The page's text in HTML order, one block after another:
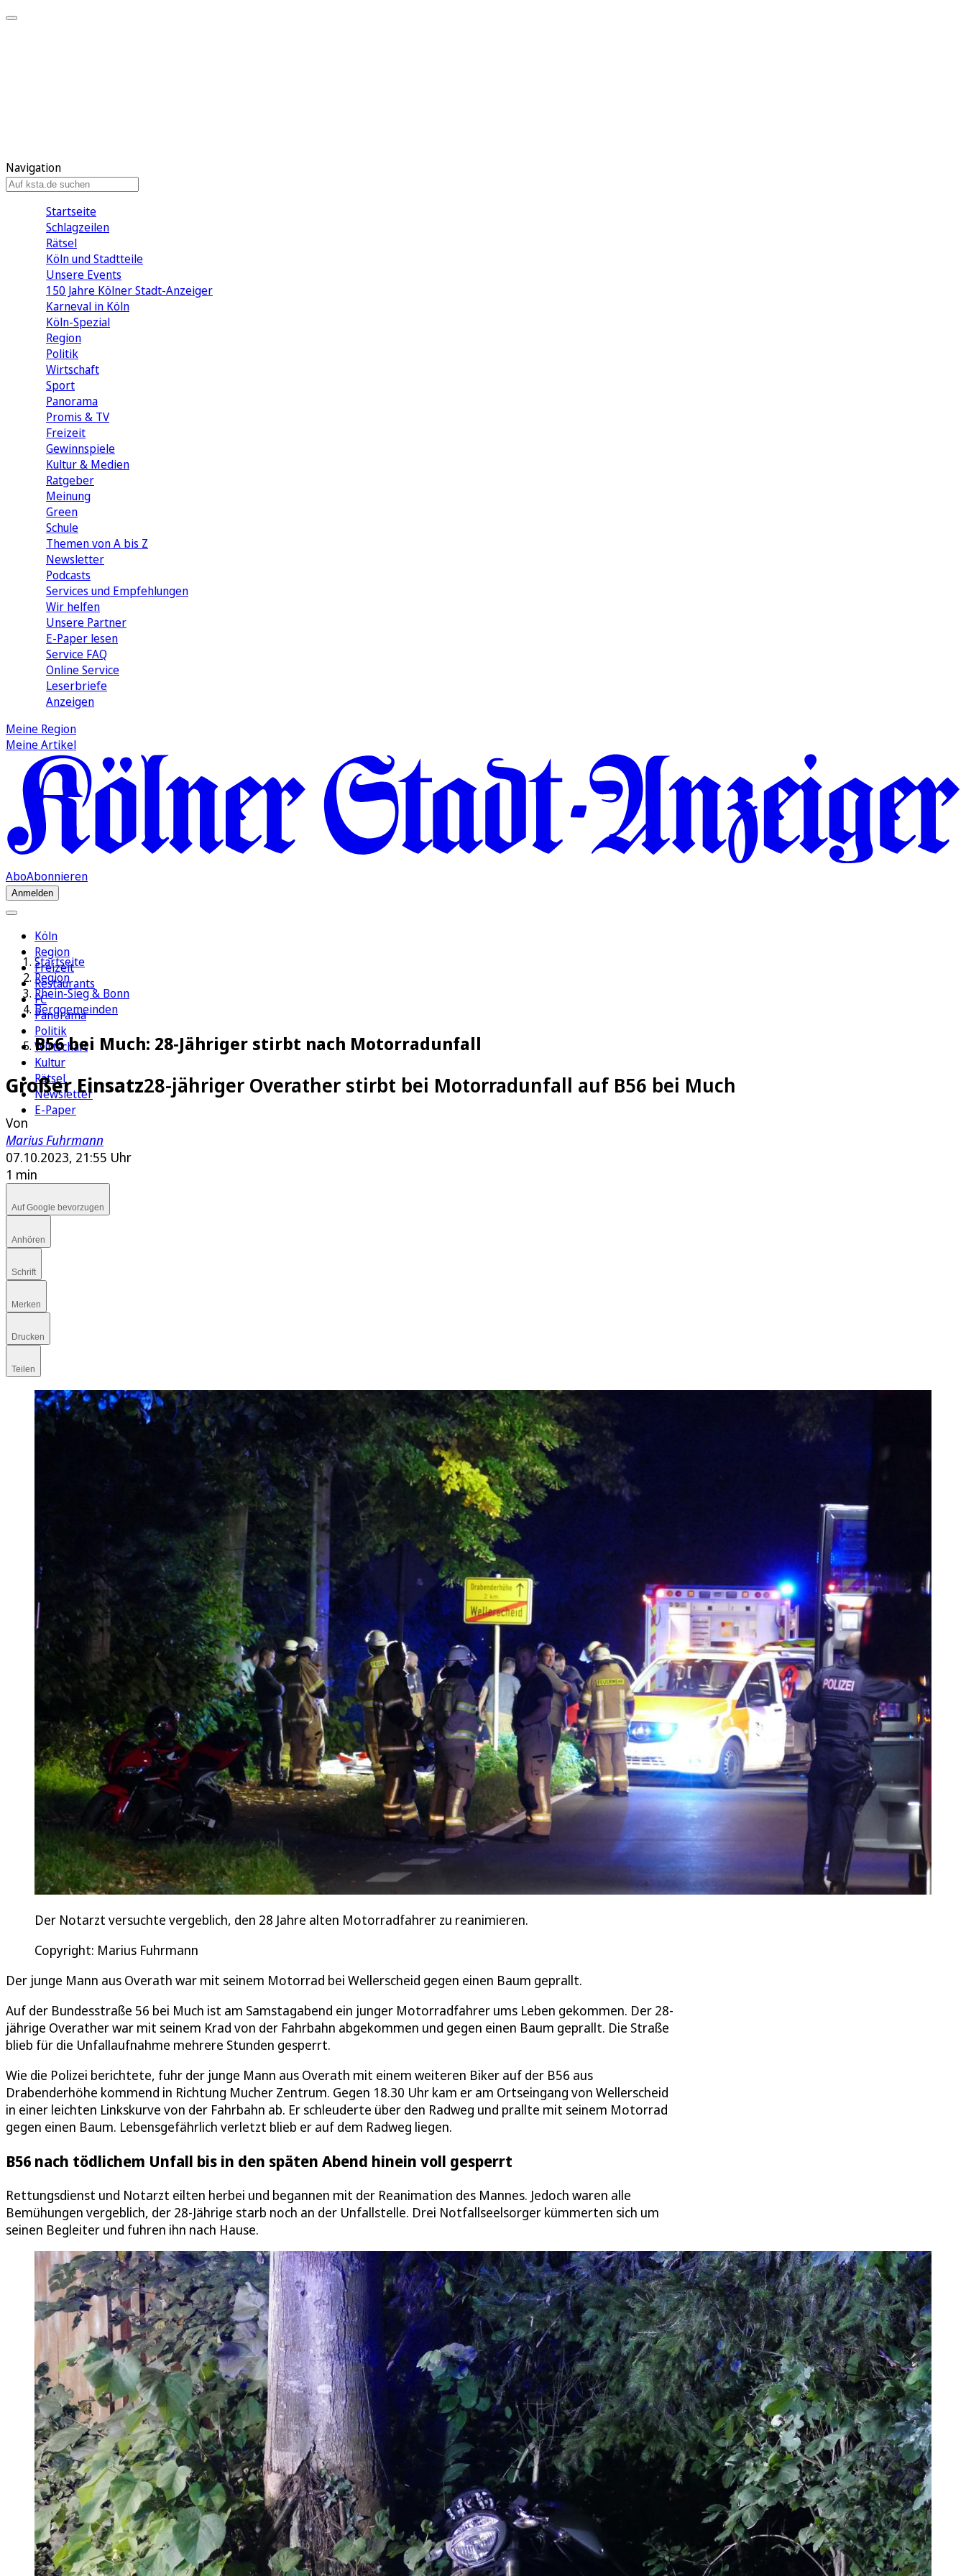
Navigation
Startseite
Schlagzeilen
Rätsel
Köln und Stadtteile
Unsere Events
150 Jahre Kölner Stadt-Anzeiger
Karneval in Köln
Köln-Spezial
Region
Politik
Wirtschaft
Sport
Panorama
Promis & TV
Freizeit
Gewinnspiele
Kultur & Medien
Ratgeber
Meinung
Green
Schule
Themen von A bis Z
Newsletter
Podcasts
Services und Empfehlungen
Wir helfen
Unsere Partner
E-Paper lesen
Service FAQ
Online Service
Leserbriefe
Anzeigen
Meine Region
Meine Artikel
AboAbonnieren
Anmelden
Köln
Region
Freizeit
Restaurants
FC
Panorama
Politik
Wirtschaft
Kultur
Rätsel
Newsletter
E-Paper
Startseite
Region
Rhein-Sieg & Bonn
Berggemeinden
B56 bei Much: 28-Jähriger stirbt nach Motorradunfall
Großer Einsatz28-jähriger Overather stirbt bei Motorradunfall auf B56 bei Much
Von
Marius Fuhrmann
07.10.2023, 21:55 Uhr
1 min
Auf Google bevorzugen
Anhören
Schrift
Merken
Drucken
Teilen
Der Notarzt versuchte vergeblich, den 28 Jahre alten Motorradfahrer zu reanimieren.
Copyright: Marius Fuhrmann
Der junge Mann aus Overath war mit seinem Motorrad bei Wellerscheid gegen einen Baum geprallt.
Auf der Bundesstraße 56 bei Much ist am Samstagabend ein junger Motorradfahrer ums Leben gekommen. Der 28-
jährige Overather war mit seinem Krad von der Fahrbahn abgekommen und gegen einen Baum geprallt. Die Straße
blieb für die Unfallaufnahme mehrere Stunden gesperrt.
Wie die Polizei berichtete, fuhr der junge Mann aus Overath mit einem weiteren Biker auf der B56 aus
Drabenderhöhe kommend in Richtung Mucher Zentrum. Gegen 18.30 Uhr kam er am Ortseingang von Wellerscheid
in einer leichten Linkskurve von der Fahrbahn ab. Er schleuderte über den Radweg und prallte mit seinem Motorrad
gegen einen Baum. Lebensgefährlich verletzt blieb er auf dem Radweg liegen.
B56 nach tödlichem Unfall bis in den späten Abend hinein voll gesperrt
Rettungsdienst und Notarzt eilten herbei und begannen mit der Reanimation des Mannes. Jedoch waren alle
Bemühungen vergeblich, der 28-Jährige starb noch an der Unfallstelle. Drei Notfallseelsorger kümmerten sich um
seinen Begleiter und fuhren ihn nach Hause.